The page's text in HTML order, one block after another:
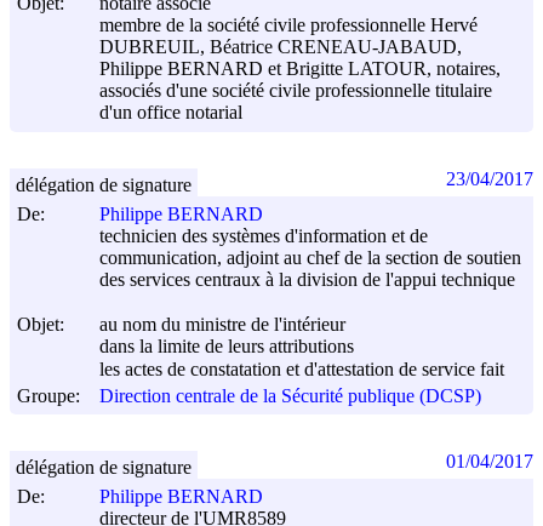
membre de la société civile professionnelle Hervé
DUBREUIL, Béatrice CRENEAU-JABAUD,
Philippe BERNARD et Brigitte LATOUR, notaires,
associés d'une société civile professionnelle titulaire
d'un office notarial
De:
Philippe BERNARD
technicien des systèmes d'information et de
communication, adjoint au chef de la section de soutien
des services centraux à la division de l'appui technique
Objet:
au nom du ministre de l'intérieur
dans la limite de leurs attributions
les actes de constatation et d'attestation de service fait
Groupe:
Direction centrale de la Sécurité publique (DCSP)
délégation de signature 23/04/2017
De:
Philippe BERNARD
directeur de l'UMR8589
délégation de signature 01/04/2017